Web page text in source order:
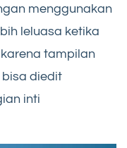
menggunakan
leluasa ketika
tampilan
bisa diedit
inti